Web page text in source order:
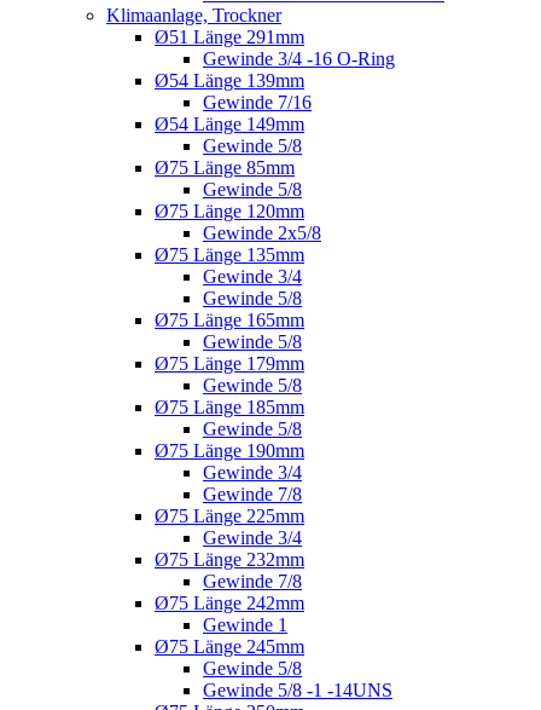
Klimaanlage, Trockner
Ø51 Länge 291mm
Gewinde 3/4 -16 O-Ring
Ø54 Länge 139mm
Gewinde 7/16
Ø54 Länge 149mm
Gewinde 5/8
Ø75 Länge 85mm
Gewinde 5/8
Ø75 Länge 120mm
Gewinde 2x5/8
Ø75 Länge 135mm
Gewinde 3/4
Gewinde 5/8
Ø75 Länge 165mm
Gewinde 5/8
Ø75 Länge 179mm
Gewinde 5/8
Ø75 Länge 185mm
Gewinde 5/8
Ø75 Länge 190mm
Gewinde 3/4
Gewinde 7/8
Ø75 Länge 225mm
Gewinde 3/4
Ø75 Länge 232mm
Gewinde 7/8
Ø75 Länge 242mm
Gewinde 1
Ø75 Länge 245mm
Gewinde 5/8
Gewinde 5/8 -1 -14UNS